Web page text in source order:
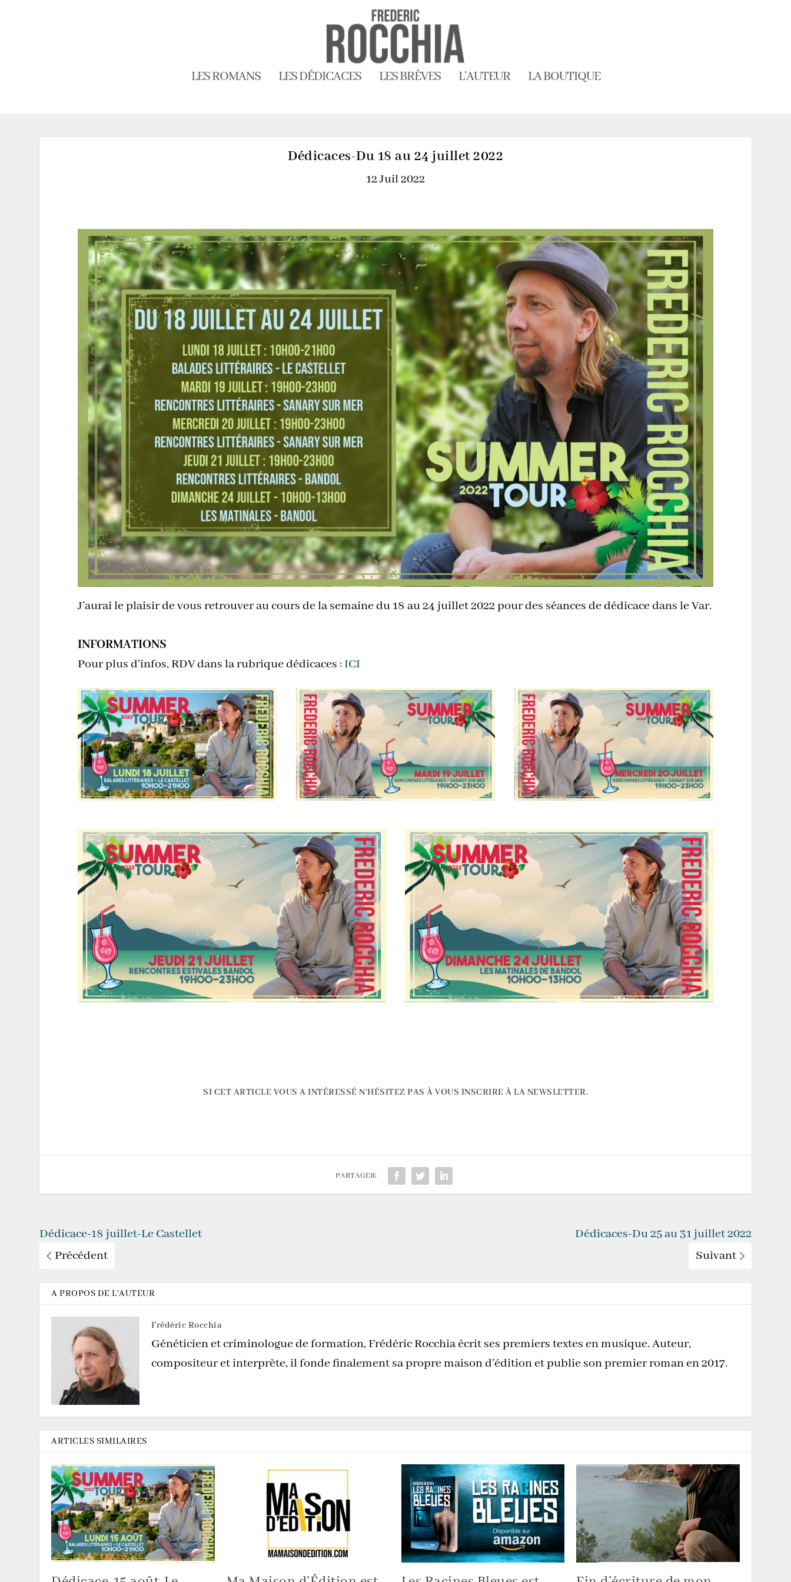
LES ROMANS LES DÉDICACES LES BRÈVES L’AUTEUR LA BOUTIQUE
Dédicaces-Du 18 au 24 juillet 2022
12 Juil 2022
J’aurai le plaisir de vous retrouver au cours de la semaine du 18 au 24 juillet 2022 pour des séances de dédicace dans le Var.
INFORMATIONS
Pour plus d’infos, RDV dans la rubrique dédicaces : ICI
SI CET ARTICLE VOUS A INTÉRESSÉ N’HÉSITEZ PAS À VOUS INSCRIRE À LA NEWSLETTER.
PARTAGER:
Dédicace-18 juillet-Le Castellet
Précédent
Dédicaces-Du 25 au 31 juillet 2022
Suivant
A PROPOS DE L'AUTEUR
Frédéric Rocchia
Généticien et criminologue de formation, Frédéric Rocchia écrit ses premiers textes en musique. Auteur,
compositeur et interprète, il fonde finalement sa propre maison d’édition et publie son premier roman en 2017.
ARTICLES SIMILAIRES